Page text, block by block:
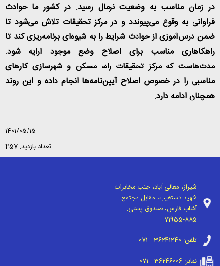
در زمان مناسب به وضعیت نرمال رسید. در کشور ما حوادث
فراوانی به وقوع می‌پیوندد و در مرکز تحقیقات تلاش می‌شود تا
ضمن درس‌آموزی از حوادث شرایط را به شیوه‌ای برنامه‌ریزی کند تا
راهکاهاری مناسب برای اصلاح وضع موجود ارایه شود.
مدت‌هاست که مرکز تحقیقات راه، مسکن و شهرسازی کارهای
مناسبی را در خصوص اصلاح آیین‌نامه‌ها انجام داده و این روند
همچنان ادامه دارد.
1401/05/15
تعداد بازدید: 457
شیراز، معالی آباد، جنب مخابرات
شهید دستغیب، مقابل مجتمع
آفتاب فارس، صندوق پستی:
71955-885
تلفن: 071 - 36241240
نمابر:071 - 36246006